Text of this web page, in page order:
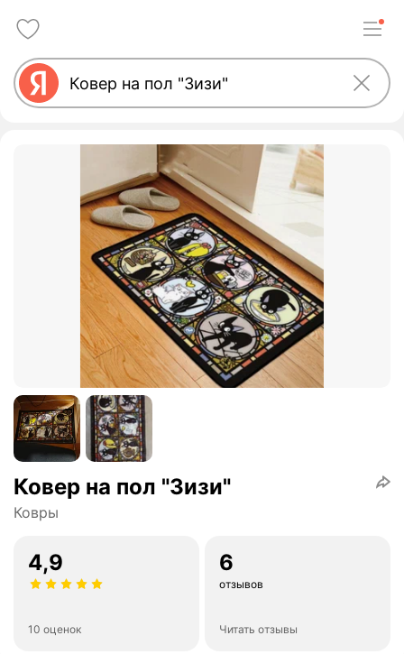
Ковер на пол "Зизи"
Ковры
4,9
10 оценок
6
отзывов
Читать отзывы